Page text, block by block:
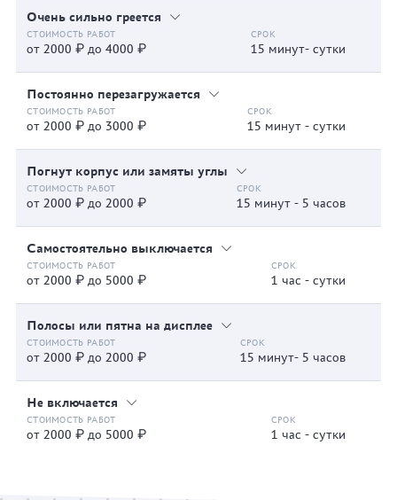
Очень сильно греется
от 2000 ₽ до 4000 ₽ 15 минут- сутки
Постоянно перезагружается
от 2000 ₽ до 3000 ₽ 15 минут - сутки
Погнут корпус или замяты углы
от 2000 ₽ до 2000 ₽ 15 минут - 5 часов
Самостоятельно выключается
от 2000 ₽ до 5000 ₽ 1 час - сутки
Полосы или пятна на дисплее
от 2000 ₽ до 2000 ₽ 15 минут- 5 часов
Не включается
от 2000 ₽ до 5000 ₽ 1 час - сутки